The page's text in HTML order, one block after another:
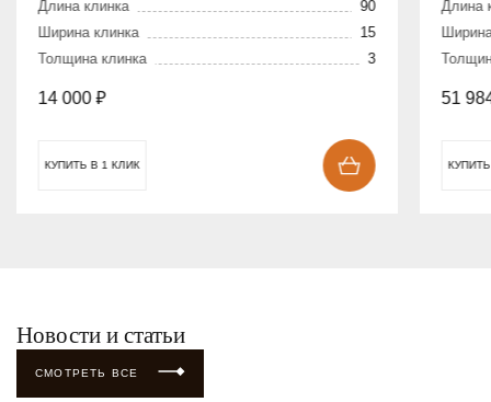
Длина клинка
90
Ширина клинка
15
Толщина клинка
3
14 000 ₽
КУПИТЬ В 1 КЛИК
Длина
51
Новости и статьи
СМОТРЕТЬ ВСЕ